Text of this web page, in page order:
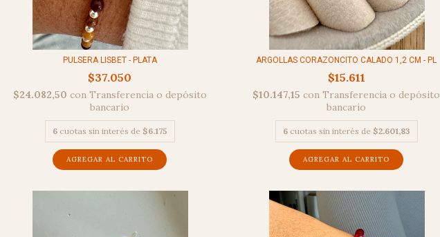
PULSERA LISBET - PLATA
$37.050
$24.082,50 con Transferencia o depósito
bancario
6 cuotas sin interés de $6.175
ARGOLLAS CORAZONCITO CALADO 1,2 CM - PL
$15.611
$10.147,15con Transferencia o depósito
bancario
6 cuotas sin interés de $2.601,83